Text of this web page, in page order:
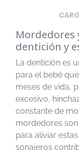
Mordedores
dentición y
La dentición es
para el bebé
meses de vida,
excesivo,
constante de
mordedores
para aliviar
sonajeros